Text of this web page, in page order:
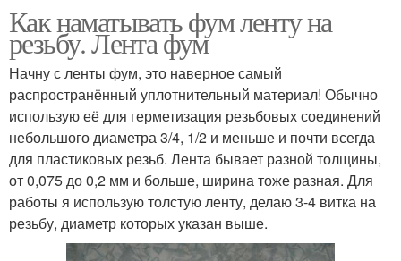
Как наматывать фум ленту на
резьбу. Лента фум
Начну с ленты фум, это наверное самый
распространённый уплотнительный материал! Обычно
использую её для герметизация резьбовых соединений
небольшого диаметра 3/4, 1/2 и меньше и почти всегда
для пластиковых резьб. Лента бывает разной толщины,
от 0,075 до 0,2 мм и больше, ширина тоже разная. Для
работы я использую толстую ленту, делаю 3-4 витка на
резьбу, диаметр которых указан выше.